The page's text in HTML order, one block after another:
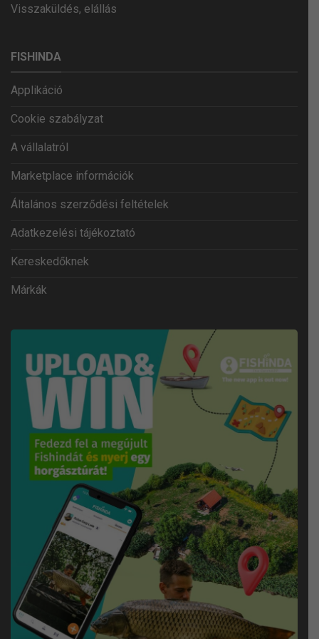
Visszaküldés, elállás
FISHINDA
Applikáció
Cookie szabályzat
A vállalatról
Marketplace információk
Általános szerződési feltételek
Adatkezelési tájékoztató
Kereskedőknek
Márkák